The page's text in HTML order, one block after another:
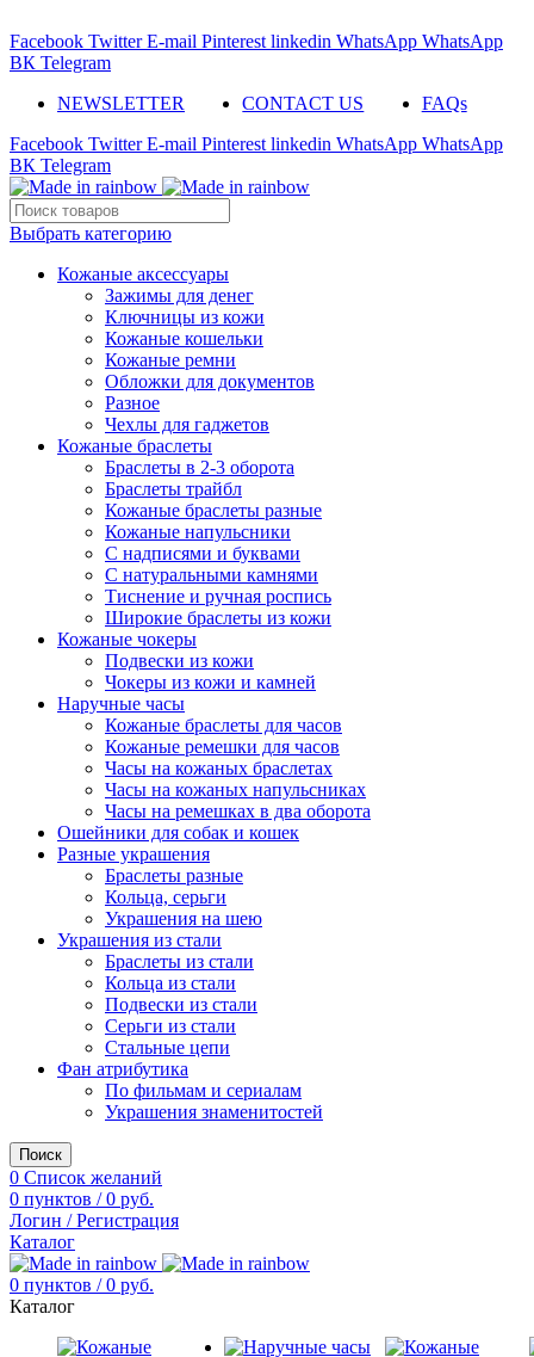
Facebook Twitter E-mail Pinterest linkedin WhatsApp WhatsApp
ВК Telegram
NEWSLETTER
CONTACT US
FAQs
Facebook Twitter E-mail Pinterest linkedin WhatsApp WhatsApp
ВК Telegram
Выбрать категорию
Кожаные аксессуары
Зажимы для денег
Ключницы из кожи
Кожаные кошельки
Кожаные ремни
Обложки для документов
Разное
Чехлы для гаджетов
Кожаные браслеты
Браслеты в 2-3 оборота
Браслеты трайбл
Кожаные браслеты разные
Кожаные напульсники
С надписями и буквами
С натуральными камнями
Тиснение и ручная роспись
Широкие браслеты из кожи
Кожаные чокеры
Подвески из кожи
Чокеры из кожи и камней
Наручные часы
Кожаные браслеты для часов
Кожаные ремешки для часов
Часы на кожаных браслетах
Часы на кожаных напульсниках
Часы на ремешках в два оборота
Ошейники для собак и кошек
Разные украшения
Браслеты разные
Кольца, серьги
Украшения на шею
Украшения из стали
Браслеты из стали
Кольца из стали
Подвески из стали
Серьги из стали
Стальные цепи
Фан атрибутика
По фильмам и сериалам
Украшения знаменитостей
Поиск
0 Список желаний
0 пунктов / 0 руб.
Логин / Регистрация
Каталог
0 пунктов / 0 руб.
Каталог